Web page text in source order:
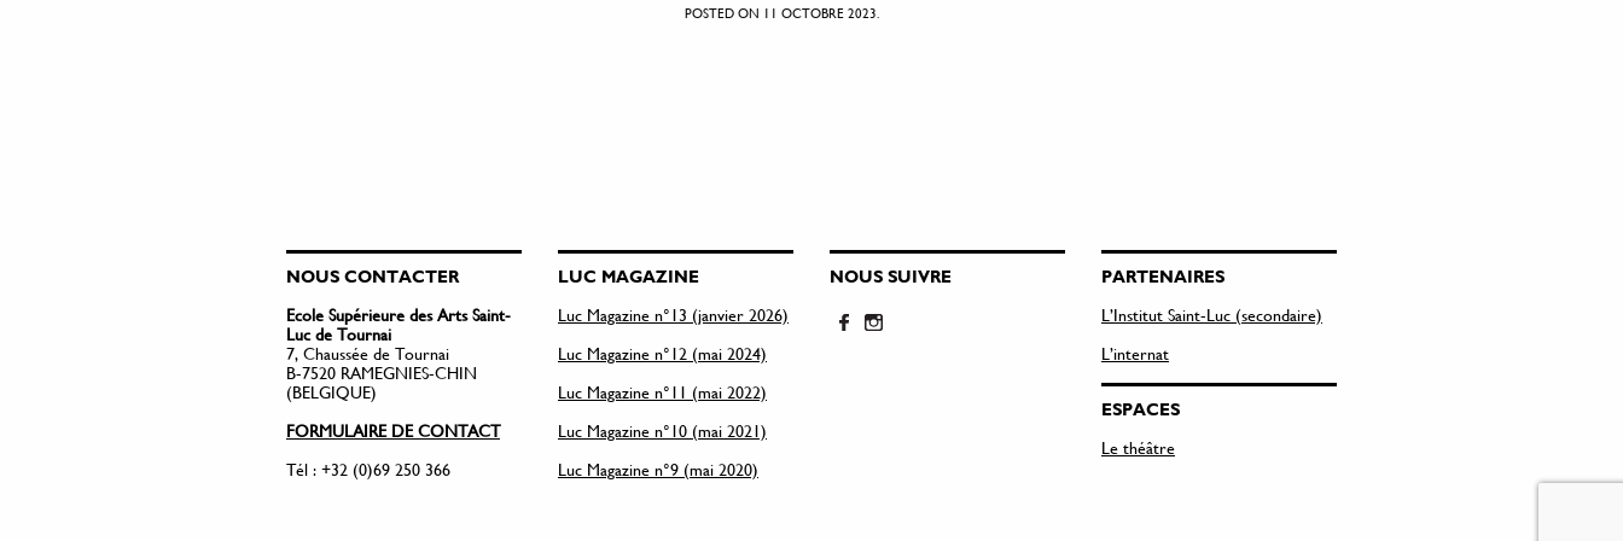
POSTED ON 11 OCTOBRE 2023.
NOUS CONTACTER
Ecole Supérieure des Arts Saint-
Luc de Tournai
7, Chaussée de Tournai
B-7520 RAMEGNIES-CHIN
(BELGIQUE)
FORMULAIRE DE CONTACT
Tél : +32 (0)69 250 366
LUC MAGAZINE
Luc Magazine n°13 (janvier 2026)
Luc Magazine n°12 (mai 2024)
Luc Magazine n°11 (mai 2022)
Luc Magazine n°10 (mai 2021)
Luc Magazine n°9 (mai 2020)
NOUS SUIVRE
PARTENAIRES
L’Institut Saint-Luc (secondaire)
L’internat
ESPACES
Le théâtre